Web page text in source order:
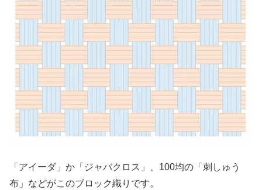
「アイーダ」か「ジャバクロス」、100均の「刺しゅう
布」などがこのブロック織りです。